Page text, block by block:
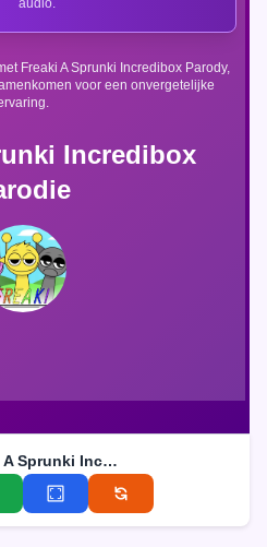
Incredibox
Freaki A Sprunki Incredibox Parody,
voor een onvergetelijke
audio.
Freaki A Sprunki Incredibox Parodie